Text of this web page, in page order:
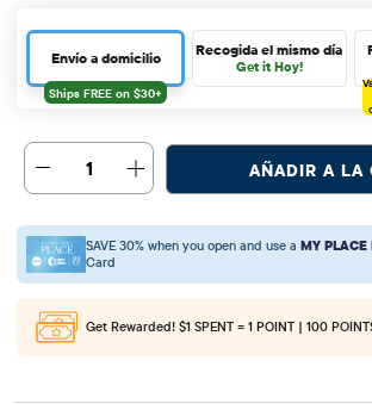
Envío a domicilio Recogida el mismo día
Get it Hoy!
1 AÑADIR A LA
SAVE 30% when you open and use a MY PLACE
Card
Get Rewarded! $1 SPENT = 1 POINT | 100